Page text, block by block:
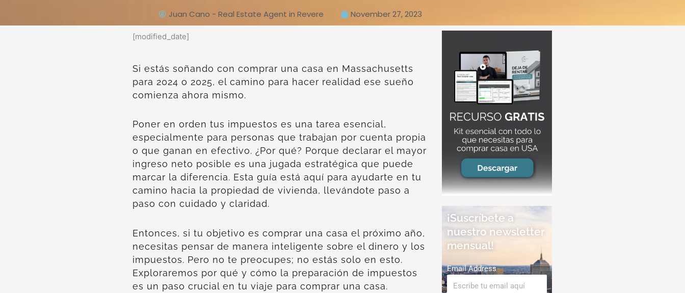
Juan Cano - Real Estate Agent in Revere November 27, 2023
[modified_date]
Si estás soñando con comprar una casa en Massachusetts
para 2024 o 2025, el camino para hacer realidad ese sueño
comienza ahora mismo.
Poner en orden tus impuestos es una tarea esencial,
especialmente para personas que trabajan por cuenta propia
o que ganan en efectivo. ¿Por qué? Porque declarar el mayor
ingreso neto posible es una jugada estratégica que puede
marcar la diferencia. Esta guía está aquí para ayudarte en tu
camino hacia la propiedad de vivienda, llevándote paso a
paso con cuidado y claridad.
Entonces, si tu objetivo es comprar una casa el próximo año,
necesitas pensar de manera inteligente sobre el dinero y los
impuestos. Pero no te preocupes; no estás solo en esto.
Exploraremos por qué y cómo la preparación de impuestos
es un paso crucial en tu viaje para comprar una casa.
¡Suscríbete a
nuestro newsletter
mensual!
Email Address